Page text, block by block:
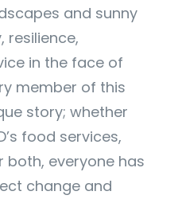
and sunny
resilience,
in the face of
member of this
story; whether
food services,
both, everyone has
change and